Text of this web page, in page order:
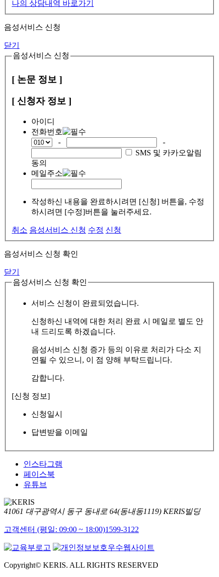
나의 상담내역 바로가기
음성서비스 신청
닫기
음성서비스 신청
[ 논문 정보 ]
[ 신청자 정보 ]
아이디
전화번호
-
-
SMS 및 카카오알림
동의
메일주소
작성하신 내용을 완료하시려면 [신청] 버튼을, 수정
하시려면 [수정]버튼을 눌러주세요.
취소 음성서비스 신청 수정 신청
음성서비스 신청 확인
닫기
음성서비스 신청 확인
서비스 신청이 완료되었습니다.
신청하신 내역에 대한 처리 완료 시 메일로 별도 안
내 드리도록 하겠습니다.
음성서비스 신청 증가 등의 이유로 처리가 다소 지
연될 수 있으니, 이 점 양해 부탁드립니다.
감합니다.
[신청 정보]
신청일시
답변받을 이메일
인스타그램
페이스북
유튜브
41061 대구광역시 동구 동내로 64(동내동1119) KERIS빌딩
고객센터 (평일: 09:00 ~ 18:00)1599-3122
Copyright© KERIS. ALL RIGHTS RESERVED